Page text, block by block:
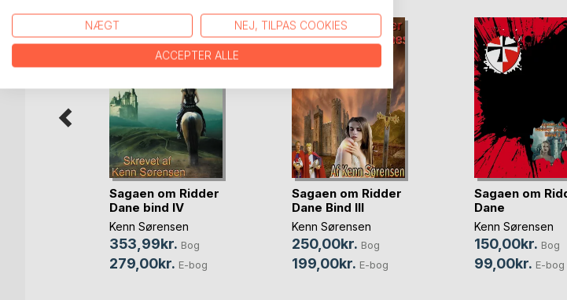
Sagaen om Ridder
Dane bind IV
Kenn Sørensen
353,99kr. Bog
279,00kr. E-bog
Sagaen om Ridder
Dane Bind III
Kenn Sørensen
250,00kr. Bog
199,00kr. E-bog
Sagaen om
Dane
Kenn Sørensen
150,00kr. Bog
99,00kr. E-bog
NÆGT NEJ, TILPAS COOKIES
ACCEPTER ALLE